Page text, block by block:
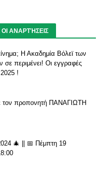
ΑΝΑΡΤΉΣΕΙΣ
Η Ακαδημία Βόλεϊ των
περιμένει! Οι εγγραφές
!
τον προπονητή ΠΑΝΑΓΙΩΤΗ
🎄 || 📅 Πέμπτη 19